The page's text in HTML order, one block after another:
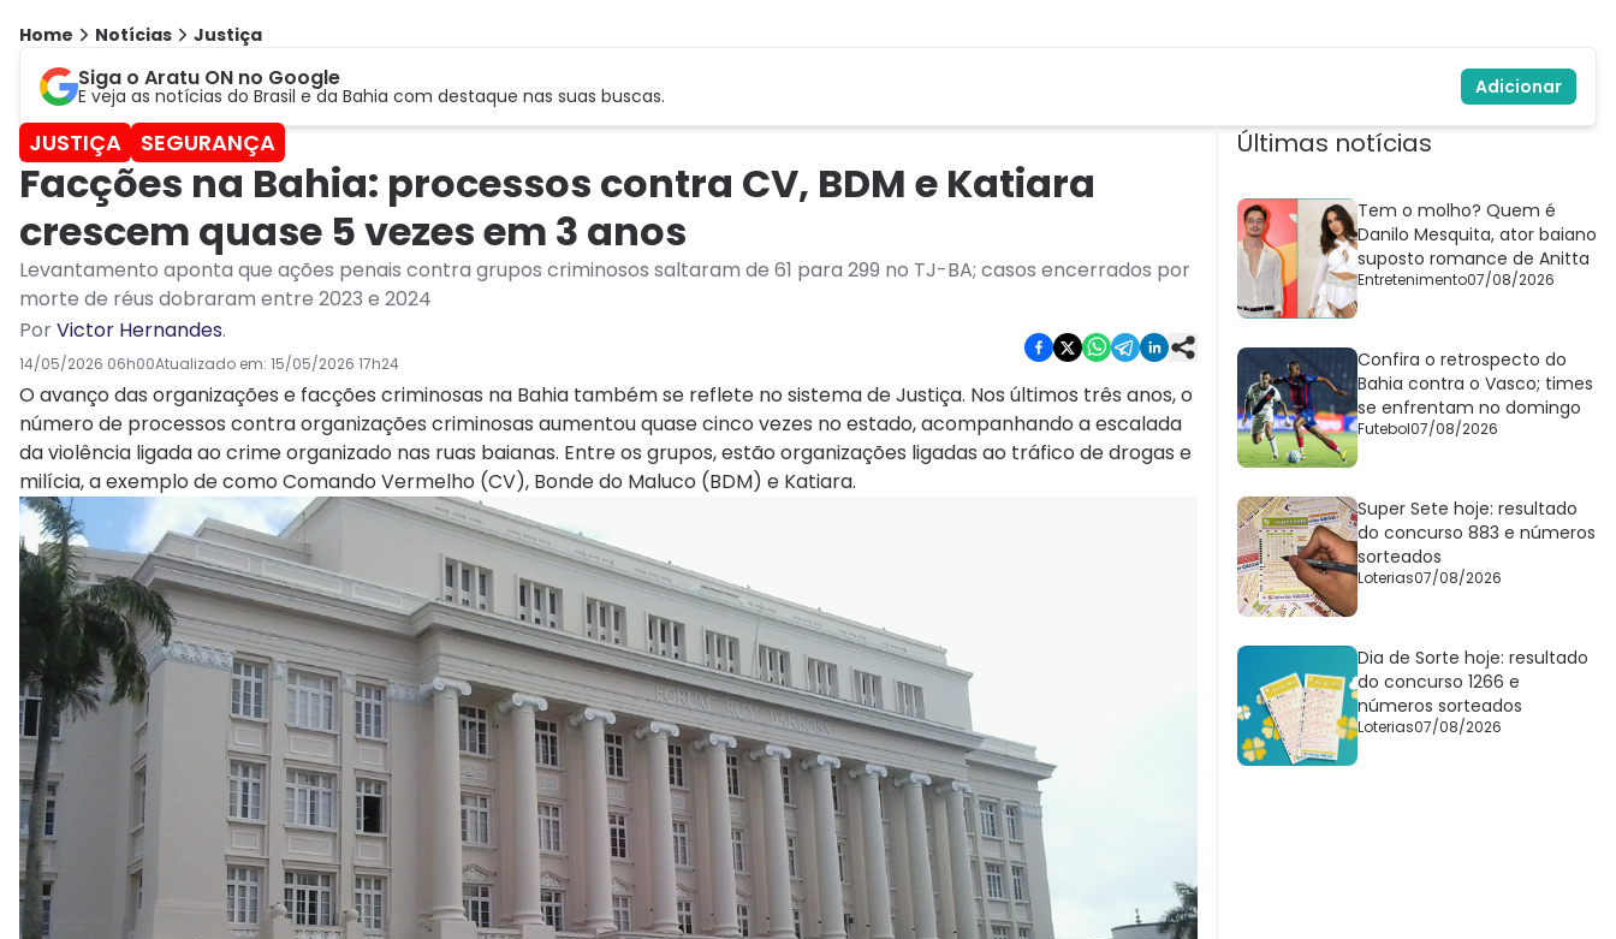
Home Notícias Justiça
Siga o Aratu ON no Google
E veja as notícias do Brasil e da Bahia com destaque nas suas buscas. Adicionar
JUSTIÇA SEGURANÇA
Facções na Bahia: processos contra CV, BDM e Katiara
crescem quase 5 vezes em 3 anos
Levantamento aponta que ações penais contra grupos criminosos saltaram de 61 para 299 no TJ-BA; casos encerrados por
morte de réus dobraram entre 2023 e 2024
PorVictor Hernandes.
14/05/2026 06h00Atualizado em: 15/05/2026 17h24
O avanço das organizações e facções criminosas na Bahia também se reflete no sistema de Justiça. Nos últimos três anos, o
número de processos contra organizações criminosas aumentou quase cinco vezes no estado, acompanhando a escalada
da violência ligada ao crime organizado nas ruas baianas. Entre os grupos, estão organizações ligadas ao tráfico de drogas e
milícia, a exemplo de como Comando Vermelho (CV), Bonde do Maluco (BDM) e Katiara.
Últimas notícias
Tem o molho? Quem é
Danilo Mesquita, ator baiano
suposto romance de Anitta
Entretenimento07/08/2026
Confira o retrospecto do
Bahia contra o Vasco; times
se enfrentam no domingo
Futebol07/08/2026
Super Sete hoje: resultado
do concurso 883 e números
sorteados
Loterias07/08/2026
Dia de Sorte hoje: resultado
do concurso 1266 e
números sorteados
Loterias07/08/2026